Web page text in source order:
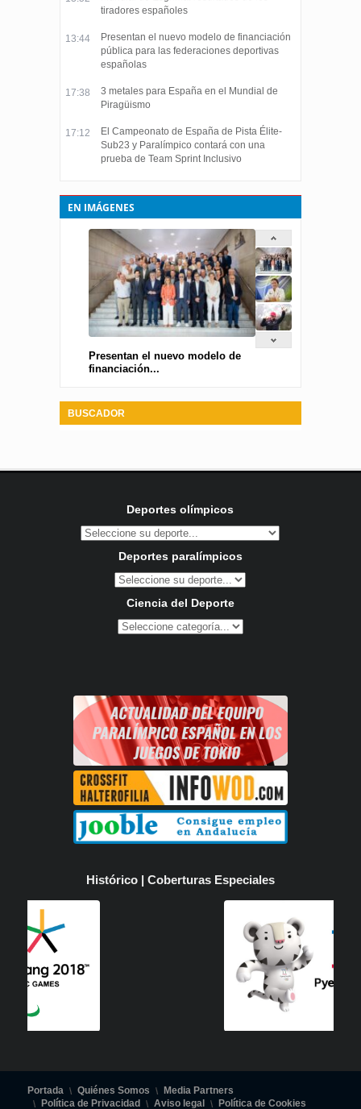
tiradores españoles
13:44
Presentan el nuevo modelo de financiación
pública para las federaciones deportivas
españolas
17:38
3 metales para España en el Mundial de
Piragüismo
17:12
El Campeonato de España de Pista Élite-
Sub23 y Paralímpico contará con una
prueba de Team Sprint Inclusivo
EN IMÁGENES
Presentan el nuevo modelo de
financiación...
BUSCADOR
Deportes olímpicos
Deportes paralímpicos
Ciencia del Deporte
Histórico | Coberturas Especiales
Portada Quiénes Somos
Media Partners
Política de Privacidad
Aviso legal Política de Cookies